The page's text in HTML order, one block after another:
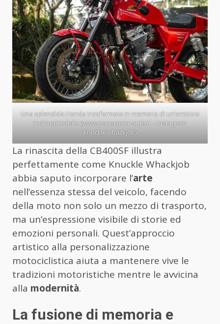
Una splendida Honda trasformata in memoria di un’amicizia
indimenticabile (www.panorama-auto.it – Instagram
knucklewhackjob)
La rinascita della CB400SF illustra
perfettamente come Knuckle Whackjob
abbia saputo incorporare l’arte
nell’essenza stessa del veicolo, facendo
della moto non solo un mezzo di trasporto,
ma un’espressione visibile di storie ed
emozioni personali. Quest’approccio
artistico alla personalizzazione
motociclistica aiuta a mantenere vive le
tradizioni motoristiche mentre le avvicina
alla modernità.
La fusione di memoria e